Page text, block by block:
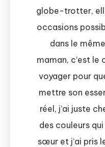
globe-trotter,
occasions
dans le
maman, c’est
voyager pour
mettre son
réel, j’ai juste
des couleurs
sœur et j’ai pris